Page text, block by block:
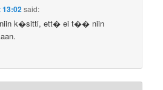
13:02said:
niin k�sitti, ett� ei t�� niin